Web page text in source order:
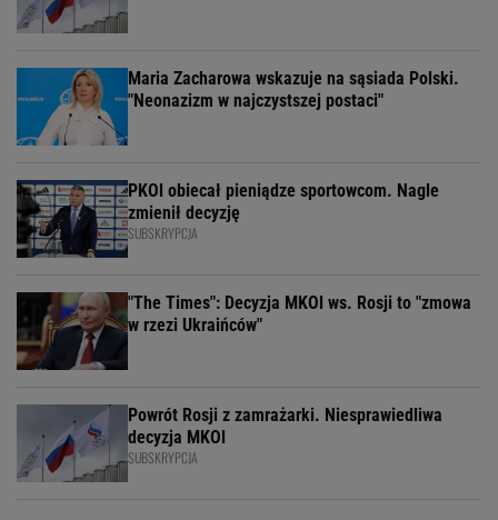
Maria Zacharowa wskazuje na sąsiada Polski.
"Neonazizm w najczystszej postaci"
PKOl obiecał pieniądze sportowcom. Nagle
zmienił decyzję
SUBSKRYPCJA
"The Times": Decyzja MKOl ws. Rosji to "zmowa
w rzezi Ukraińców"
Powrót Rosji z zamrażarki. Niesprawiedliwa
decyzja MKOl
SUBSKRYPCJA